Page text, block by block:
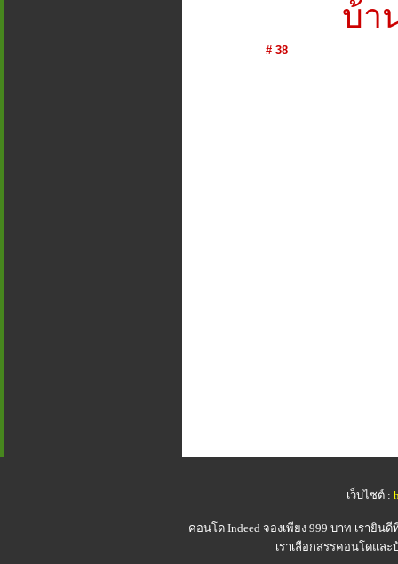
บ้า
# 38
เว็บไซต์ :
คอนโด Indeedจองเพียง 999 บาท เรายิน
เราเลือกสรรคอนโดแล